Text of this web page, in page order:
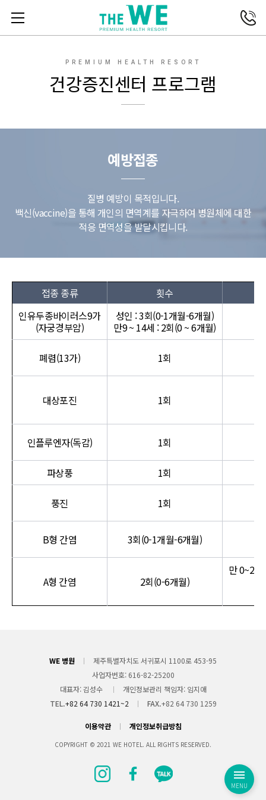
메뉴열기
PREMIUM HEALTH RESORT
건강증진센터 프로그램
예방접종
질병 예방이 목적입니다.
백신(vaccine)을 통해 개인의 면역계를 자극하여 병원체에 대한
적응 면역성을 발달시킵니다.
접종 종류
횟수
인유두종바이러스9가
(자궁경부암)
성인 : 3회(0-1개월-6개월)
만9 ~ 14세 : 2회(0 ~ 6개월)
폐렴(13가) 1회
대상포진 1회
인플루엔자(독감) 1회
파상풍 1회
풍진 1회
B형 간염 3회(0-1개월-6개월)
A형 간염 2회(0-6개월)
만 0~20
WE 병원
제주특별자치도 서귀포시 1100로 453-95
사업자번호 616-82-25200
대표자 김성수 개인정보관리 책임자 임지애
TEL.+82 64 730 1421~2 FAX.+82 64 730 1259
이용약관 개인정보취급방침
COPYRIGHT © 2021 WE HOTEL. ALL RIGHTS RESERVED.
MENU